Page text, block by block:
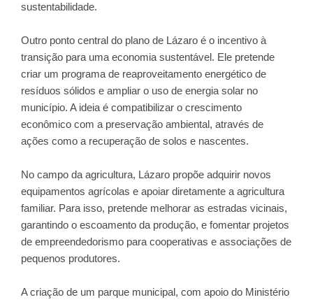
sustentabilidade.
Outro ponto central do plano de Lázaro é o incentivo à
transição para uma economia sustentável. Ele pretende
criar um programa de reaproveitamento energético de
resíduos sólidos e ampliar o uso de energia solar no
município. A ideia é compatibilizar o crescimento
econômico com a preservação ambiental, através de
ações como a recuperação de solos e nascentes.
No campo da agricultura, Lázaro propõe adquirir novos
equipamentos agrícolas e apoiar diretamente a agricultura
familiar. Para isso, pretende melhorar as estradas vicinais,
garantindo o escoamento da produção, e fomentar projetos
de empreendedorismo para cooperativas e associações de
pequenos produtores.
A criação de um parque municipal, com apoio do Ministério